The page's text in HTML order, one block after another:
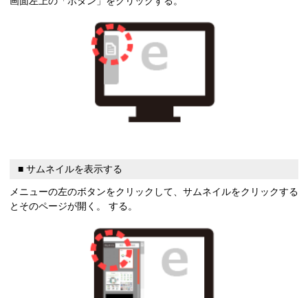
■ サムネイルを表示する
メニューの左のボタンをクリックして、サムネイルをクリックする
とそのページが開く。 する。